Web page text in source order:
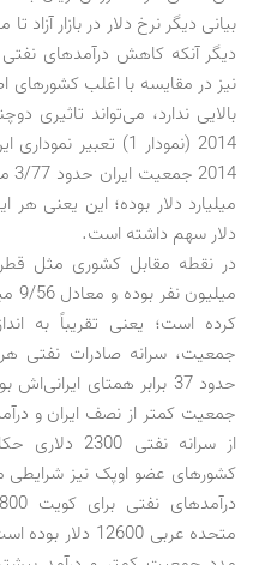
بیانی دیگر نرخ دلار در بازار آزاد
دیگر آنکه کاهش درآمدهای
نیز در مقایسه با اغلب کشورهای
بالایی ندارد، می‌تواند تاثیری
2014 (نمودار 1)
دلار سهم داشته است.
کرده است؛ یعنی تقریباً به
حدود 37 برابر همتای
از سرانه
کشورهای عضو اوپک نیز شرایطی
متحده عربی